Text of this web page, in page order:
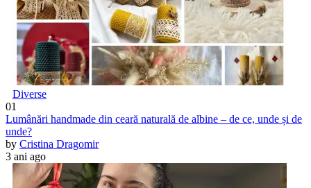
Diverse
01
Lumânări handmade din ceară naturală de albine – de ce, unde și de
unde?
by Cristina Dragomir
3 ani ago